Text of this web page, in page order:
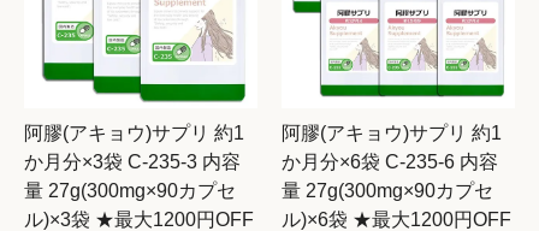
阿膠(アキョウ)サプリ 約1
か月分×3袋 C-235-3 内容
量 27g(300mg×90カプセ
ル)×3袋 ★最大1200円OFF
阿膠(アキョウ)サプリ 約1
か月分×6袋 C-235-6 内容
量 27g(300mg×90カプセ
ル)×6袋 ★最大1200円OFF